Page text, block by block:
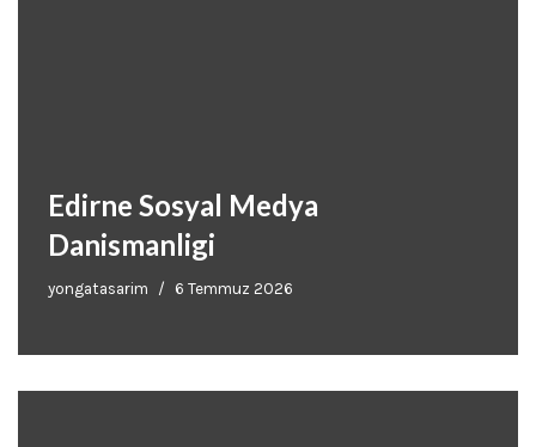
Edirne Sosyal Medya
Danismanligi
yongatasarim 6 Temmuz 2026